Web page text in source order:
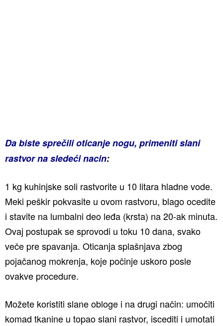
Da biste sprečili oticanje nogu, primeniti slani
rastvor na sledeći nacin:
1 kg kuhinjske soli rastvorite u 10 litara hladne vode.
Meki peškir pokvasite u ovom rastvoru, blago ocedite
i stavite na lumbalni deo leđa (krsta) na 20-ak minuta.
Ovaj postupak se sprovodi u toku 10 dana, svako
veče pre spavanja. Oticanja splašnjava zbog
pojačanog mokrenja, koje počinje uskoro posle
ovakve procedure.
Možete koristiti slane obloge i na drugi način: umočiti
komad tkanine u topao slani rastvor, iscediti i umotati